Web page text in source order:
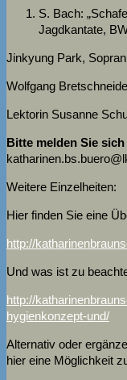
S. Bach:
Jagdkantate,
Jinkyung Park,
Wolfgang
Lektorin Susanne
Bitte melden Sie sich
katharinen.bs.buero@
Weitere Einzelheiten:
Hier finden Sie eine
http://
Und was ist zu
http://
hygienkonzept-und/
Alternativ oder
hier eine Möglichkeit